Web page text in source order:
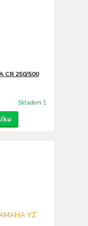
CR 250/500
Skladem 1